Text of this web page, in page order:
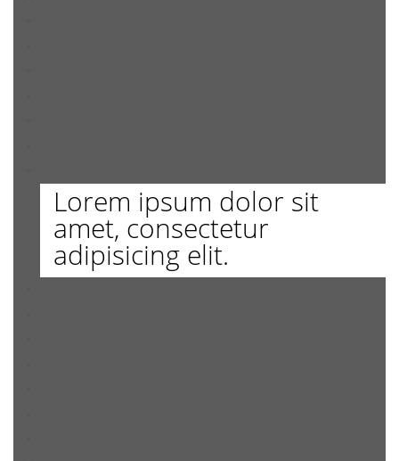
Lorem ipsum dolor sit
amet, consectetur
adipisicing elit.